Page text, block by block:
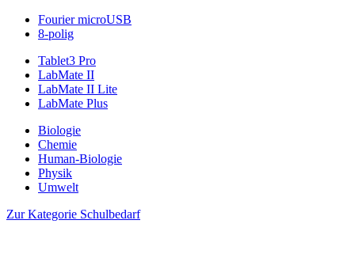
Fourier microUSB
8-polig
Tablet3 Pro
LabMate II
LabMate II Lite
LabMate Plus
Biologie
Chemie
Human-Biologie
Physik
Umwelt
Zur Kategorie Schulbedarf